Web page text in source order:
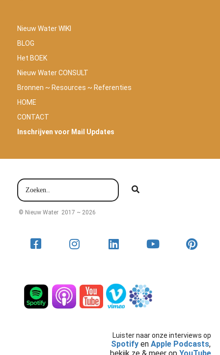
Nieuw Water WIKI
BLOG
Het BOEK
Nieuw Water CONSULT
Bronnen ~ Resources ~ Referenties
HOME
CONTACT
Inschrijven voor Mail Updates
© Nieuw Water 2017 ~ 2026
Luister naar onze interviews op
Spotify en Apple Podcasts,
bekijk ze & meer op YouTube